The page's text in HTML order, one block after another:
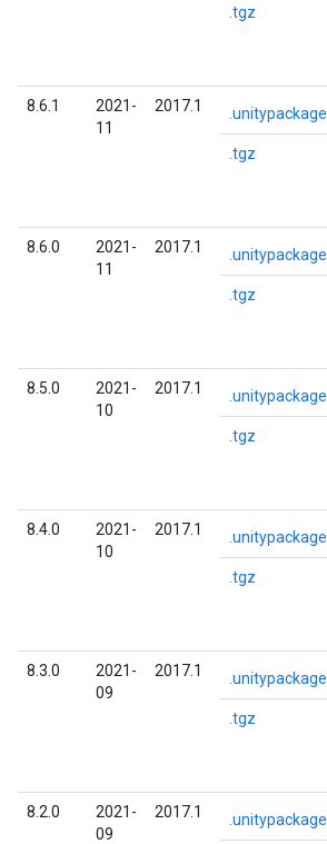
.tgz
8.6.1
2021-
11
2017.1 .unitypackage
.tgz
8.6.0
2021-
11
2017.1 .unitypackage
.tgz
8.5.0
2021-
10
2017.1 .unitypackage
.tgz
8.4.0
2021-
10
2017.1 .unitypackage
.tgz
8.3.0
2021-
09
2017.1 .unitypackage
.tgz
8.2.0
2021-
09
2017.1 .unitypackage